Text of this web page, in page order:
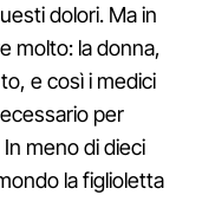
dolori. Ma in
molto: la donna,
e così i medici
per
meno di dieci
la figlioletta